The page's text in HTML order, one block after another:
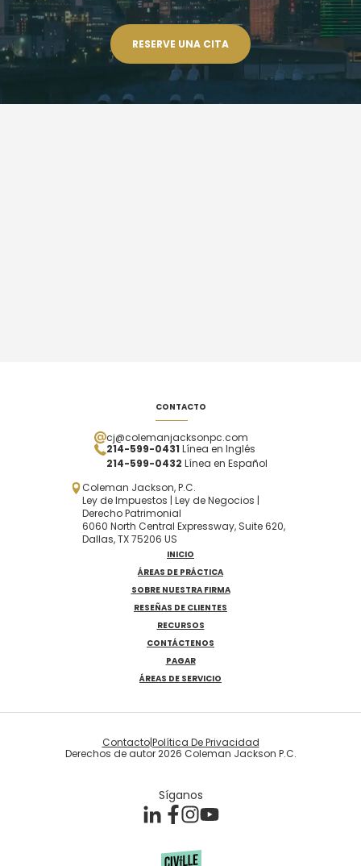
RESERVE UNA CITA
CONTACTO
cj@colemanjacksonpc.com
214-599-0431 Línea en Inglés
214-599-0432 Línea en Español
Coleman Jackson, P.C.
Ley de Impuestos | Ley de Negocios |
Derecho Patrimonial
6060 North Central Expressway, Suite 620,
Dallas, TX 75206 US
INICIO
ÁREAS DE PRÁCTICA
SOBRE NUESTRA FIRMA
RESEÑAS DE CLIENTES
RECURSOS
CONTÁCTENOS
PAGAR
ÁREAS DE SERVICIO
Derechos de autor 2026 Coleman Jackson P.C.
Contacto|Política De Privacidad
Síganos